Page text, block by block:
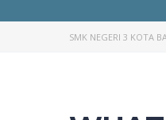
SMK NEGERI 3 KOTA